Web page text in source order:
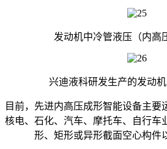
发动机中冷管液压（内高
兴迪液科研发生产的发动
目前，先进内高压成形智能设备主要
核电、石化、汽车、摩托车、自行车
形、矩形或异形截面空心构件